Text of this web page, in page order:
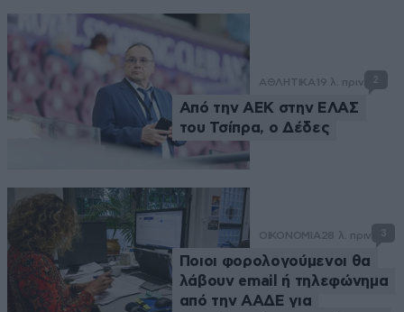
ΑΘΛΗΤΙΚΑ 19 λ. πριν 2
Από την ΑΕΚ στην ΕΛΑΣ
του Τσίπρα, ο Δέδες
ΟΙΚΟΝΟΜΙΑ28 λ. πριν 3
Ποιοι φορολογούμενοι θα
λάβουν email ή τηλεφώνημα
από την ΑΑΔΕ για